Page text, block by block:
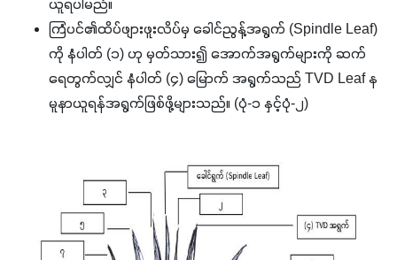
ယူရပါမည်။
ကြံပင်၏ထိပ်ဖျားဖူးလိပ်မှ ခေါင်ညွန့်အရွက် (Spindle Leaf)
ကို နံပါတ် (၁) ဟု မှတ်သား၍ အောက်အရွက်များကို ဆက်
ရေတွက်လျှင် နံပါတ် (၄) မြောက် အရွက်သည် TVD Leaf န
မူနာယူရန်အရွက်ဖြစ်ဖို့များသည်။ (ပုံ-၁ နှင့်ပုံ-၂)